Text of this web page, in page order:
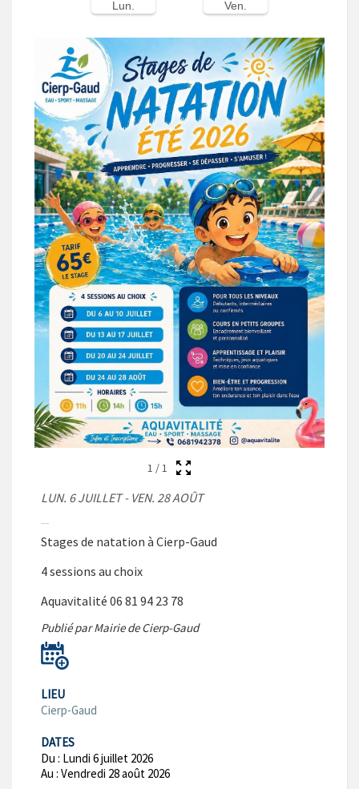
Lun. Ven.
1 /1
LUN. 6 JUILLET - VEN. 28 AOÛT
Stages de natation à Cierp-Gaud
4 sessions au choix
Aquavitalité 06 81 94 23 78
Publié par Mairie de Cierp-Gaud
LIEU
Cierp-Gaud
DATES
Du : Lundi 6 juillet 2026
Au : Vendredi 28 août 2026